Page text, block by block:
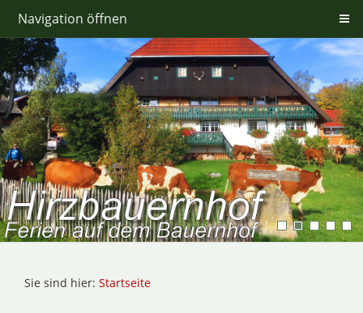
Navigation öffnen
Sie sind hier: Startseite